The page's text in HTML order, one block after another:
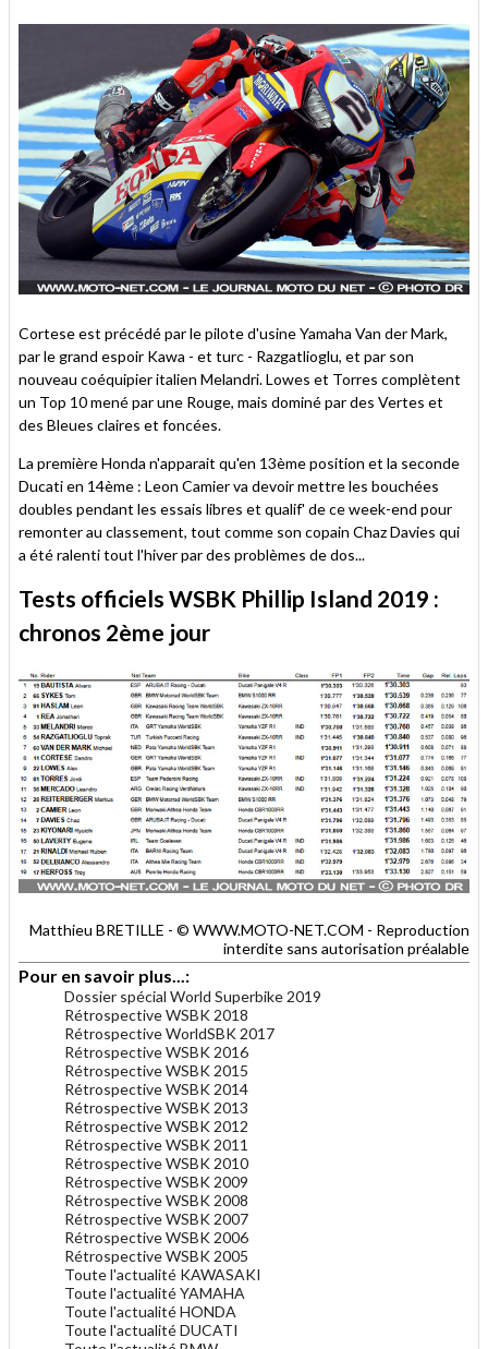
Cortese est précédé par le pilote d'usine Yamaha Van der Mark,
par le grand espoir Kawa - et turc - Razgatlioglu, et par son
nouveau coéquipier italien Melandri. Lowes et Torres complètent
un Top 10 mené par une Rouge, mais dominé par des Vertes et
des Bleues claires et foncées.
La première Honda n'apparait qu'en 13ème position et la seconde
Ducati en 14ème : Leon Camier va devoir mettre les bouchées
doubles pendant les essais libres et qualif' de ce week-end pour
remonter au classement, tout comme son copain Chaz Davies qui
a été ralenti tout l'hiver par des problèmes de dos...
Tests officiels WSBK Phillip Island 2019 :
chronos 2ème jour
Matthieu BRETILLE - © WWW.MOTO-NET.COM - Reproduction
interdite sans autorisation préalable
Pour en savoir plus...:
Dossier spécial World Superbike 2019
Rétrospective WSBK 2018
Rétrospective WorldSBK 2017
Rétrospective WSBK 2016
Rétrospective WSBK 2015
Rétrospective WSBK 2014
Rétrospective WSBK 2013
Rétrospective WSBK 2012
Rétrospective WSBK 2011
Rétrospective WSBK 2010
Rétrospective WSBK 2009
Rétrospective WSBK 2008
Rétrospective WSBK 2007
Rétrospective WSBK 2006
Rétrospective WSBK 2005
Toute l'actualité KAWASAKI
Toute l'actualité YAMAHA
Toute l'actualité HONDA
Toute l'actualité DUCATI